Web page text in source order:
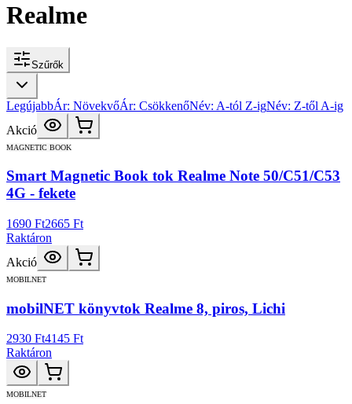
Realme
Szűrők
LegújabbÁr: NövekvőÁr: CsökkenőNév: A-tól Z-igNév: Z-től A-ig
Akció
MAGNETIC BOOK
Smart Magnetic Book tok Realme Note 50/C51/C53
4G - fekete
1690 Ft2665 Ft
Raktáron
Akció
MOBILNET
mobilNET könyvtok Realme 8, piros, Lichi
2930 Ft4145 Ft
Raktáron
MOBILNET